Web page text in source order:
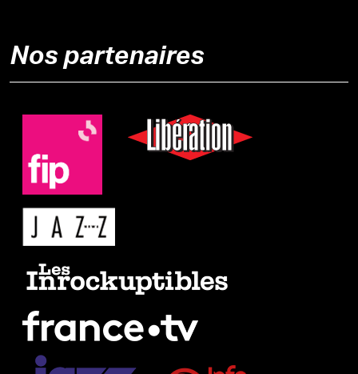
Nos partenaires